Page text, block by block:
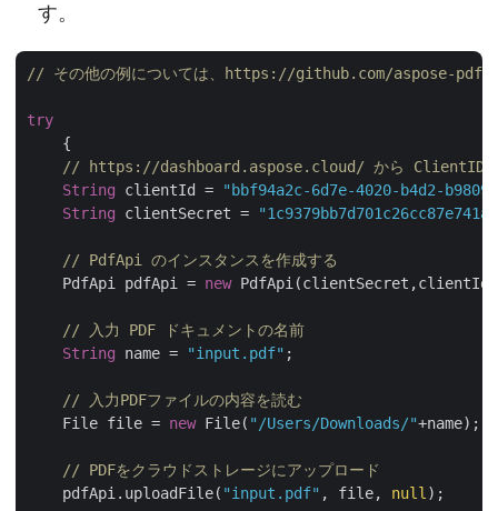
す。
// その他の例については、https://github.com/aspose-
try
    {
// https://dashboard.aspose.cloud/ から ClientID
String clientId =
"bbf94a2c-6d7e-4020-b4d2-
String clientSecret =
// PdfApi のインスタンスを作成する
    PdfApi pdfApi =
new
// 入力 PDF ドキュメントの名前
String name = "input.pdf" ;
// 入力PDFファイルの内容を読む
    File file =
new File( "/Users/Downloads/"+name);
// PDFをクラウドストレージにアップロード
    pdfApi.uploadFile(
"input.pdf" , file, null );